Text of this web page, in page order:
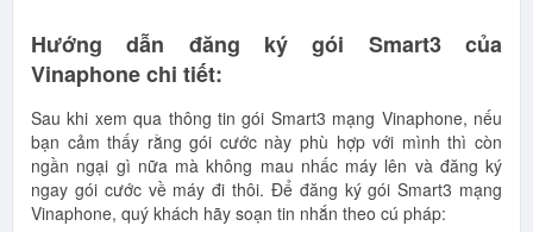
Hướng dẫn đăng ký gói Smart3 của
Vinaphone chi tiết:
Sau khi xem qua thông tin gói Smart3 mạng Vinaphone, nếu
bạn cảm thấy rằng gói cước này phù hợp với mình thì còn
ngần ngại gì nữa mà không mau nhấc máy lên và đăng ký
ngay gói cước về máy đi thôi. Để đăng ký gói Smart3 mạng
Vinaphone, quý khách hãy soạn tin nhắn theo cú pháp: